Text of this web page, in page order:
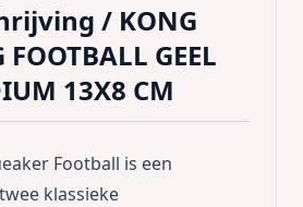
/ KONG
GEEL
13X8 CM
Football is een
klassieke